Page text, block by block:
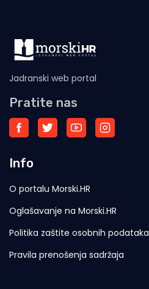
Jadranski web portal
Pratite nas
Info
O portalu Morski.HR
Oglašavanje na Morski.HR
Politika zaštite osobnih podataka
Pravila prenošenja sadržaja